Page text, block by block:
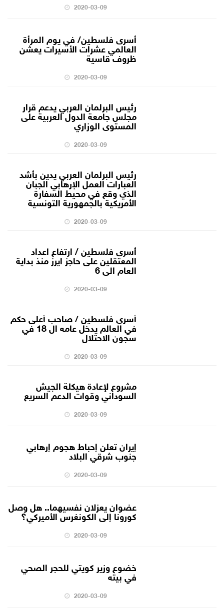
2020-03-09
أسرى فلسطين/ في يوم المرأة
العالمي عشرات الأسيرات يعشن
ظروف قاسية
2020-03-09
رئيس البرلمان العربي يدعم قرار
مجلس جامعة الدول العربية على
المستوى الوزاري
2020-03-09
رئيس البرلمان العربي يدين بأشد
العبارات العمل الإرهابي الجبان
الذي وقع في محيط السفارة
الأمريكية بالجمهورية التونسية
2020-03-09
أسرى فلسطين / ارتفاع اعداد
المعتقلين على حاجز ايرز منذ بداية
العام الى 6
2020-03-09
أسرى فلسطين / صاحب أعلى حكم
في العالم يدخل عامه ال 18 في
سجون الاحتلال
2020-03-09
مشروع لإعادة هيكلة الجيش
السوداني وقوات الدعم السريع
2020-03-09
إيران تعلن إحباط هجوم إرهابي
جنوب شرقي البلاد
2020-03-09
عضوان يعزلان نفسيهما.. هل وصل
كورونا إلى الكونغرس الأميركي؟
2020-03-09
خضوع وزير كويتي للحجر الصحي
في بيته
2020-03-09